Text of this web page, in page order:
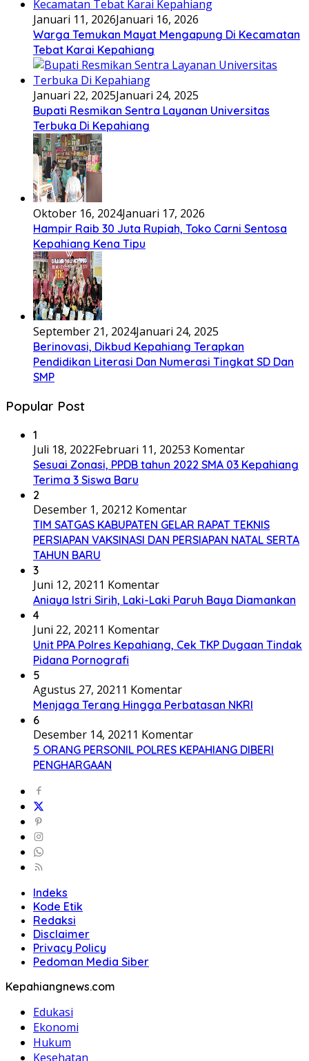
Januari 11, 2026Januari 16, 2026
Warga Temukan Mayat Mengapung Di Kecamatan
Tebat Karai Kepahiang
Januari 22, 2025Januari 24, 2025
Bupati Resmikan Sentra Layanan Universitas
Terbuka Di Kepahiang
Oktober 16, 2024Januari 17, 2026
Hampir Raib 30 Juta Rupiah, Toko Carni Sentosa
Kepahiang Kena Tipu
September 21, 2024Januari 24, 2025
Berinovasi, Dikbud Kepahiang Terapkan
Pendidikan Literasi Dan Numerasi Tingkat SD Dan
SMP
Popular Post
1
Juli 18, 2022Februari 11, 20253 Komentar
Sesuai Zonasi, PPDB tahun 2022 SMA 03 Kepahiang
Terima 3 Siswa Baru
2
Desember 1, 20212 Komentar
TIM SATGAS KABUPATEN GELAR RAPAT TEKNIS
PERSIAPAN VAKSINASI DAN PERSIAPAN NATAL SERTA
TAHUN BARU
3
Juni 12, 2021 1 Komentar
Aniaya Istri Sirih, Laki-Laki Paruh Baya Diamankan
4
Juni 22, 2021 1 Komentar
Unit PPA Polres Kepahiang, Cek TKP Dugaan Tindak
Pidana Pornografi
5
Agustus 27, 2021 1 Komentar
Menjaga Terang Hingga Perbatasan NKRI
6
Desember 14, 2021 1 Komentar
5 ORANG PERSONIL POLRES KEPAHIANG DIBERI
PENGHARGAAN
Indeks
Kode Etik
Redaksi
Disclaimer
Privacy Policy
Pedoman Media Siber
Kepahiangnews.com
Edukasi
Ekonomi
Hukum
Kesehatan